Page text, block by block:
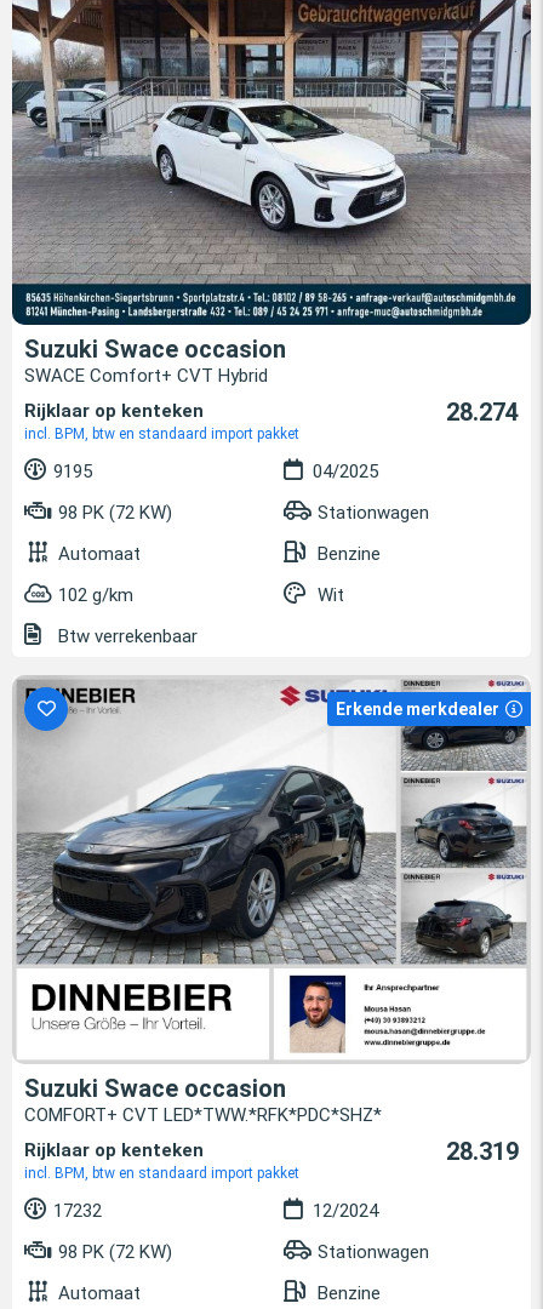
Suzuki Swace occasion
SWACE Comfort+ CVT Hybrid
Rijklaar op kenteken
incl. BPM, btw en standaard import pakket
28.274
9195
04/2025
98 PK (72 KW)
Stationwagen
Automaat
Benzine
102 g/km
Wit
Btw verrekenbaar
Erkende merkdealer
Suzuki Swace occasion
COMFORT+ CVT LED*TWW.*RFK*PDC*SHZ*
Rijklaar op kenteken
incl. BPM, btw en standaard import pakket
28.319
17232
12/2024
98 PK (72 KW)
Stationwagen
Automaat
Benzine